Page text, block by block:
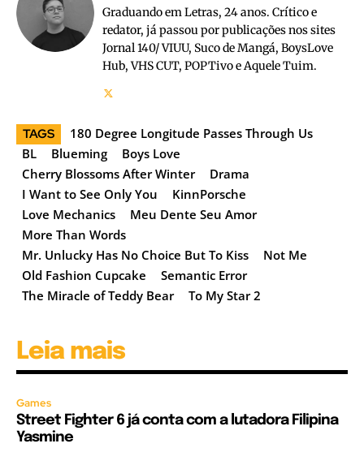
Graduando em Letras, 24 anos. Crítico e
redator, já passou por publicações nos sites
Jornal 140/ VIUU, Suco de Mangá, BoysLove
Hub, VHS CUT, POPTivo e Aquele Tuim.
TAGS
180 Degree Longitude Passes Through Us
BL
Blueming
Boys Love
Cherry Blossoms After Winter
Drama
I Want to See Only You
KinnPorsche
Love Mechanics
Meu Dente Seu Amor
More Than Words
Mr. Unlucky Has No Choice But To Kiss
Not Me
Old Fashion Cupcake
Semantic Error
The Miracle of Teddy Bear
To My Star 2
Leia mais
Games
Street Fighter 6 já conta com a lutadora Filipina
Yasmine